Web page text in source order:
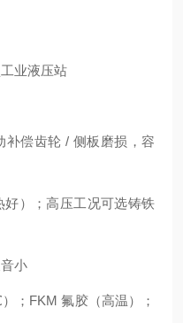
业液压站
补偿齿轮 / 侧板磨损，容
）；高压工况可选铸铁
小
；FKM 氟胶（高温）；